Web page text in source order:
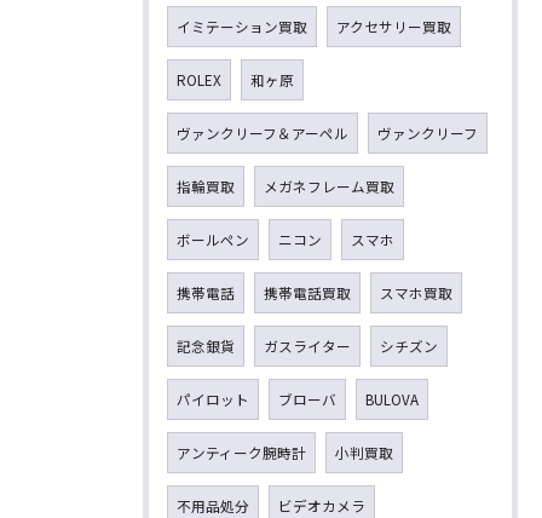
イミテーション買取 アクセサリー買取
ROLEX 和ヶ原
ヴァンクリーフ＆アーペル ヴァンクリーフ
指輪買取 メガネフレーム買取
ボールペン ニコン スマホ
携帯電話 携帯電話買取 スマホ買取
記念銀貨 ガスライター シチズン
パイロット ブローバ BULOVA
アンティーク腕時計 小判買取
不用品処分 ビデオカメラ